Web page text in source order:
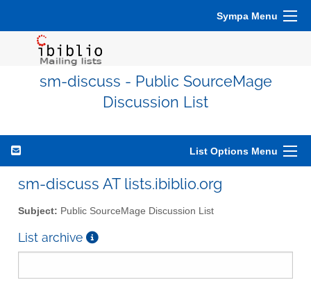
Sympa Menu
sm-discuss - Public SourceMage
Discussion List
List Options Menu
sm-discuss AT lists.ibiblio.org
Subject: Public SourceMage Discussion List
List archive